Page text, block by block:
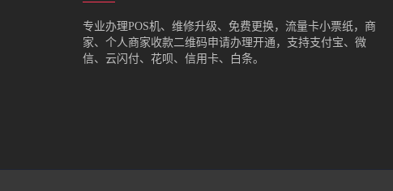
专业办理POS机、维修升级、免费更换，流量卡小票纸，商
家、个人商家收款二维码申请办理开通，支持支付宝、微
信、云闪付、花呗、信用卡、白条。